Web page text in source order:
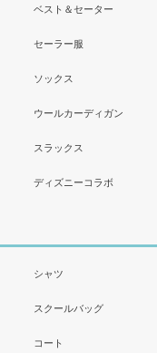
ベスト＆セーター
セーラー服
ソックス
ウールカーディガン
スラックス
ディズニーコラボ
シャツ
スクールバッグ
コート